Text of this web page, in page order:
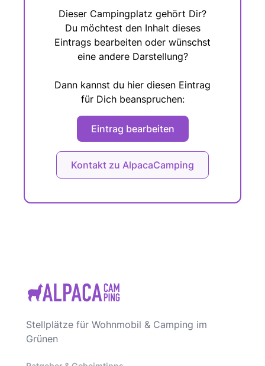
Dieser Campingplatz gehört Dir?
Du möchtest den Inhalt dieses
Eintrags bearbeiten oder wünschst
eine andere Darstellung?
Dann kannst du hier diesen Eintrag
für Dich beanspruchen:
Eintrag bearbeiten
Kontakt zu AlpacaCamping
Stellplätze für Wohnmobil & Camping im
Grünen